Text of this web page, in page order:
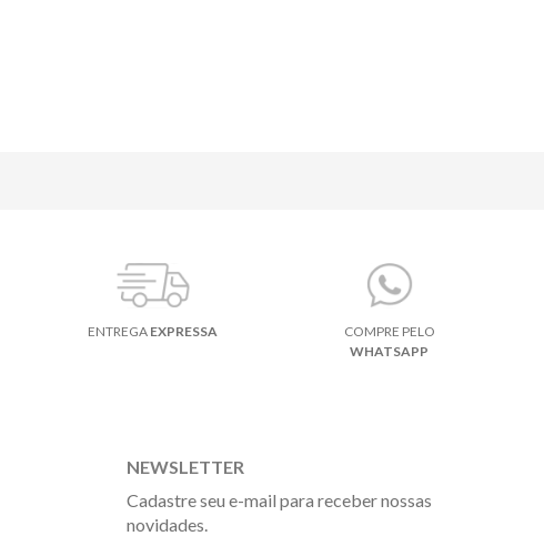
ENTREGA EXPRESSA
COMPRE PELO
WHATSAPP
NEWSLETTER
Cadastre seu e-mail para receber nossas
novidades.